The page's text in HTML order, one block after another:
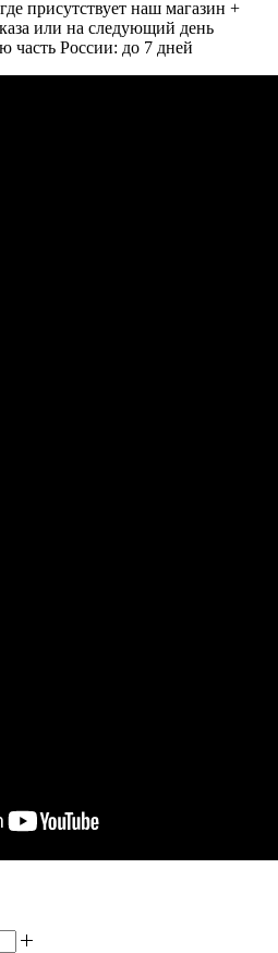
присутствует наш магазин +
или на следующий день
часть России: до 7 дней